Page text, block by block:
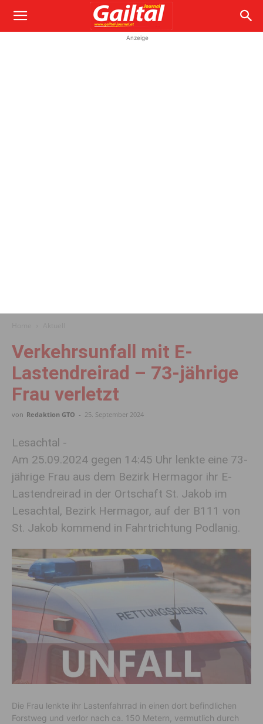
Anzeige
Verkehrsunfall mit E-
Lastendreirad – 73-jährige
Frau verletzt
von Redaktion GTO - 25. September 2024
Lesachtal -
Am 25.09.2024 gegen 14:45 Uhr lenkte eine 73-
jährige Frau aus dem Bezirk Hermagor ihr E-
Lastendreirad in der Ortschaft St. Jakob im
Lesachtal, Bezirk Hermagor, auf der B111 von
St. Jakob kommend in Fahrtrichtung Podlanig.
Die Frau lenkte ihr Lastenfahrrad in einen dort befindlichen
Forstweg und verlor nach ca. 150 Metern, vermutlich durch